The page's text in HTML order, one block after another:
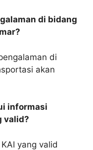
di bidang
di
akan
informasi
valid?
yang valid